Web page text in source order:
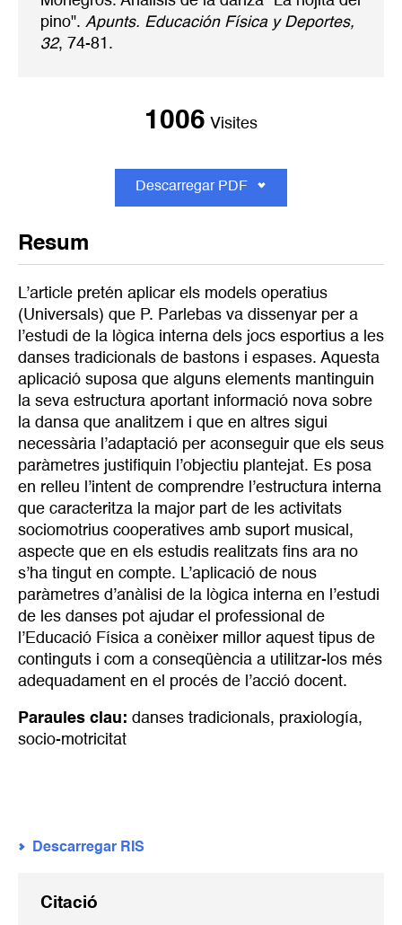
pino". Apunts. Educación Física y Deportes,
32, 74-81.
1006 Visites
Descarregar PDF
Resum
L’article pretén aplicar els models operatius
(Universals) que P. Parlebas va dissenyar per a
l’estudi de la lògica interna dels jocs esportius a les
danses tradicionals de bastons i espases. Aquesta
aplicació suposa que alguns elements mantinguin
la seva estructura aportant informació nova sobre
la dansa que analitzem i que en altres sigui
necessària l’adaptació per aconseguir que els seus
paràmetres justifiquin l’objectiu plantejat. Es posa
en relleu l’intent de comprendre l’estructura interna
que caracteritza la major part de les activitats
sociomotrius cooperatives amb suport musical,
aspecte que en els estudis realitzats fins ara no
s’ha tingut en compte. L’aplicació de nous
paràmetres d’anàlisi de la lògica interna en l’estudi
de les danses pot ajudar el professional de
l’Educació Física a conèixer millor aquest tipus de
continguts i com a conseqüència a utilitzar-los més
adequadament en el procés de l’acció docent.
Paraules clau: danses tradicionals, praxiología,
socio-motricitat
Descarregar RIS
Citació